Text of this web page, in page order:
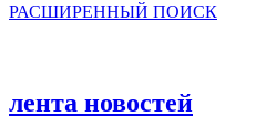
РАСШИРЕННЫЙ ПОИСК
лента новостей